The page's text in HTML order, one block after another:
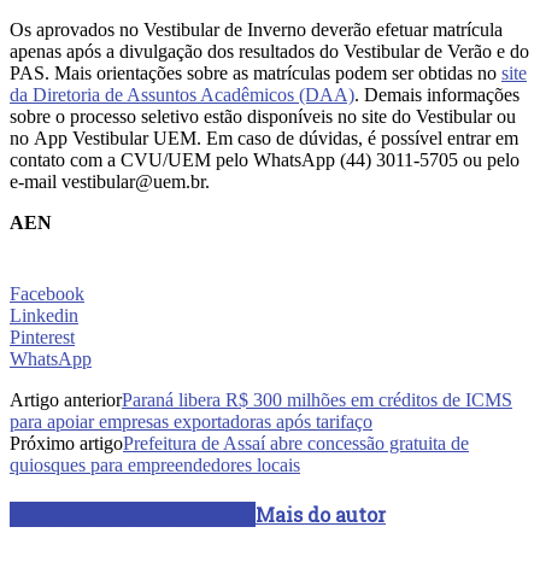
Os aprovados no Vestibular de Inverno deverão efetuar matrícula
apenas após a divulgação dos resultados do Vestibular de Verão e do
PAS. Mais orientações sobre as matrículas podem ser obtidas no site
da Diretoria de Assuntos Acadêmicos (DAA). Demais informações
sobre o processo seletivo estão disponíveis no site do Vestibular ou
no App Vestibular UEM. Em caso de dúvidas, é possível entrar em
contato com a CVU/UEM pelo WhatsApp (44) 3011-5705 ou pelo
e-mail vestibular@uem.br.
AEN
Facebook
Linkedin
Pinterest
WhatsApp
Artigo anteriorParaná libera R$ 300 milhões em créditos de ICMS
para apoiar empresas exportadoras após tarifaço
Próximo artigoPrefeitura de Assaí abre concessão gratuita de
quiosques para empreendedores locais
Mais do autor